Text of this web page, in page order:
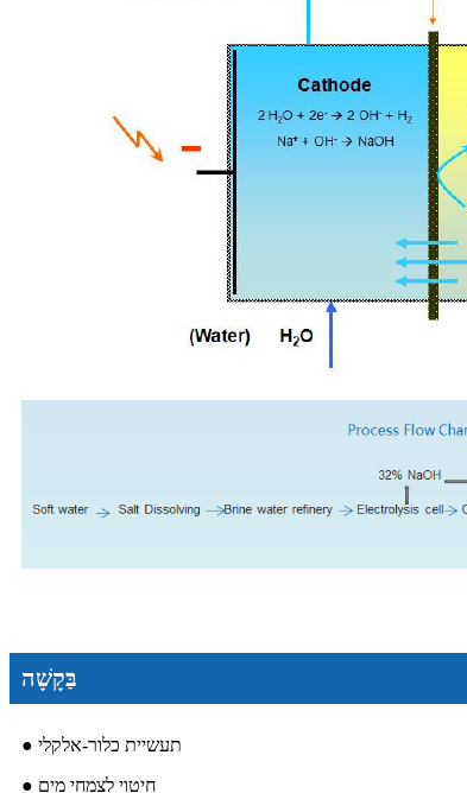
בַּקָשָׁה
● תעשיית כלור-אלקלי
● חיטוי לצמחי מים